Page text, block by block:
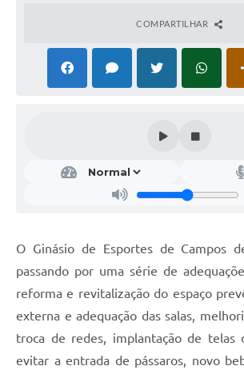
Transparência
Diário Oficial
COMPARTILHAR
O Ginásio de Esportes de Campos
passando por uma série de
reforma e revitalização do espaço
externa e adequação das salas,
troca de redes, implantação de telas
evitar a entrada de pássaros, novo